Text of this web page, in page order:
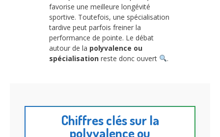
favorise une meilleure longévité
sportive. Toutefois, une spécialisation
tardive peut parfois freiner la
performance de pointe. Le débat
autour de la polyvalence ou
spécialisation reste donc ouvert .
Chiffres clés sur la
polyvalence ou